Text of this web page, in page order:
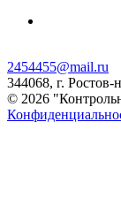
2454455@mail.ru
344068, г.
© 2026